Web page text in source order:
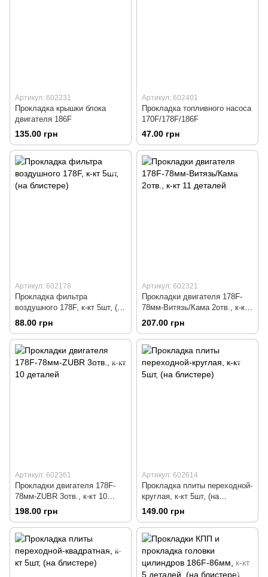
Артикул: 602231
Прокладка крышки блока
двигателя 186F
135.00 грн
Артикул: 602401
Прокладка топливного насоса
170F/178F/186F
47.00 грн
Артикул: 602178
Прокладка фильтра
воздушного 178F, к-кт 5шт, (на
блистере)
88.00 грн
Артикул: 602321
Прокладки двигателя 178F-
78мм-Витязь/Кама 2отв., к-кт
11 деталей
207.00 грн
Артикул: 602361
Прокладки двигателя 178F-
78мм-ZUBR 3отв., к-кт 10
деталей
198.00 грн
Артикул: 602614
Прокладка плиты переходной-
круглая, к-кт 5шт, (на
блистере)
149.00 грн